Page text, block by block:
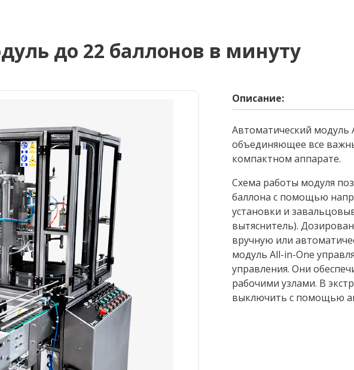
до 22 баллонов в минуту
Описание:
Автоматический модуль
объединяющее все
компактном аппарате.
Схема работы модуля
баллона с помощью
установки и
вытяснитель).
вручную или
модуль All-in-One
управления. Они
рабочими узлами. В
выключить с помощью